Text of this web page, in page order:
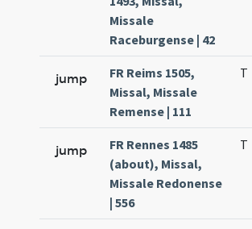
Missale
Raceburgense | 42
jump
FR Reims 1505,
Missal, Missale
Remense | 111
T
jump
FR Rennes 1485
(about), Missal,
Missale Redonense
| 556
T